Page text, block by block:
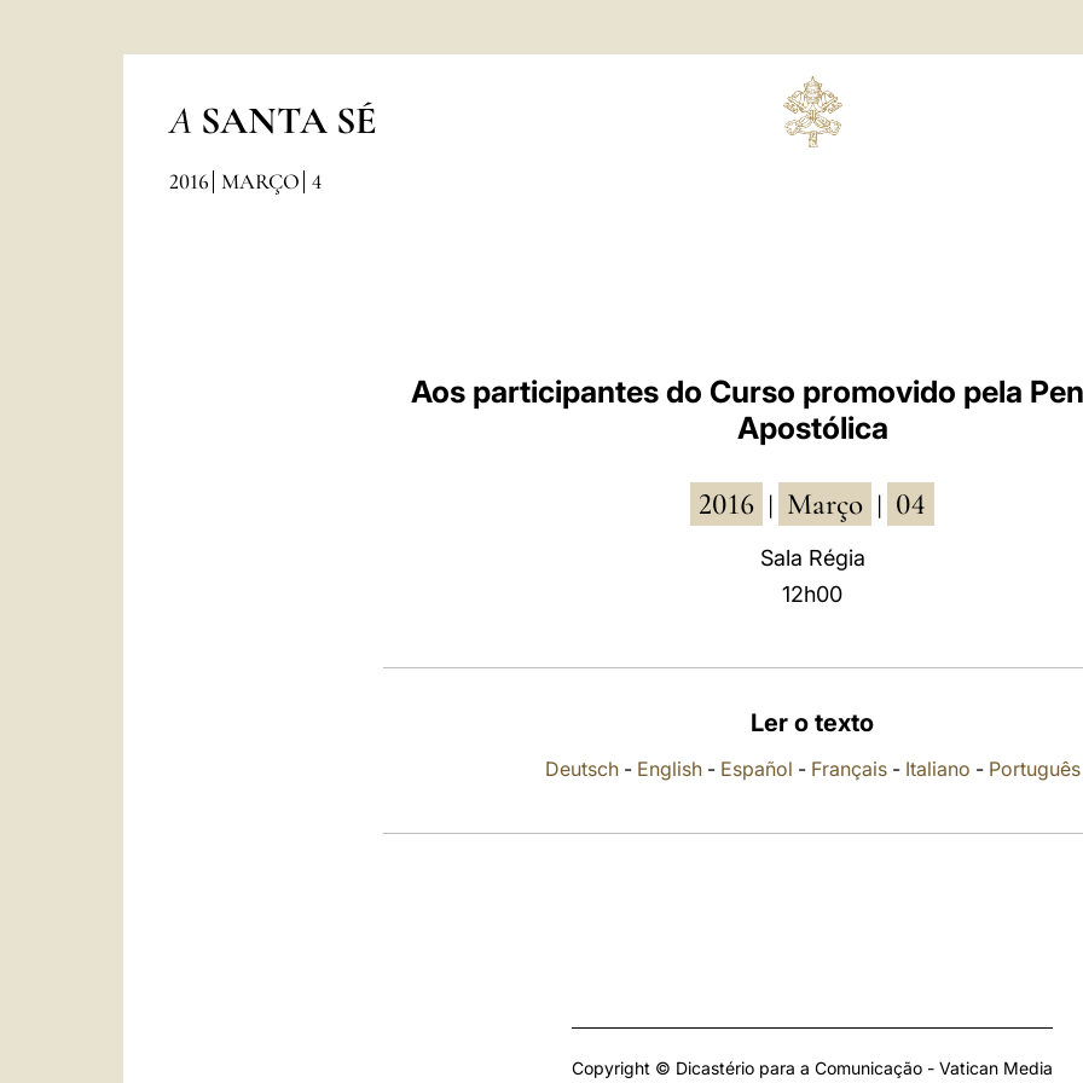
A SANTA SÉ
2016 MARÇO 4
Aos participantes do Curso promovido pela
Apostólica
2016 Março 04
Sala Régia
12h00
Ler o texto
Deutsch- English- Español - Français- Italiano - Português
Copyright © Dicastério para a Comunicação - Vatican Media